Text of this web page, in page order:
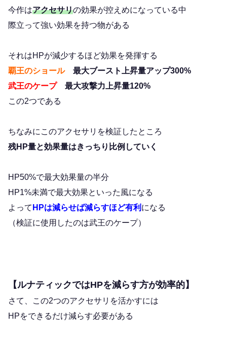
今作はアクセサリの効果が控えめになっている中
際立って強い効果を持つ物がある
それはHPが減少するほど効果を発揮する
覇王のショール最大ブースト上昇量アップ300%
武王のケープ最大攻撃力上昇量120%
この2つである
ちなみにこのアクセサリを検証したところ
残HP量と効果量はきっちり比例していく
HP50%で最大効果量の半分
HP1%未満で最大効果といった風になる
よって HPは減らせば減らすほど有利 になる
（検証に使用したのは武王のケープ）
【ルナティックではHPを減らす方が効率的】
さて、この2つのアクセサリを活かすには
HPをできるだけ減らす必要がある